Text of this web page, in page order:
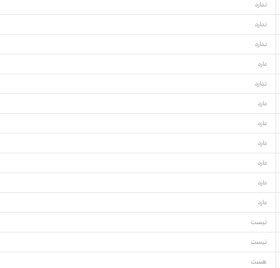
ندارد
ندارد
ندارد
دارد
ندارد
دارد
دارد
دارد
دارد
دارد
دارد
نیست
نیست
هست